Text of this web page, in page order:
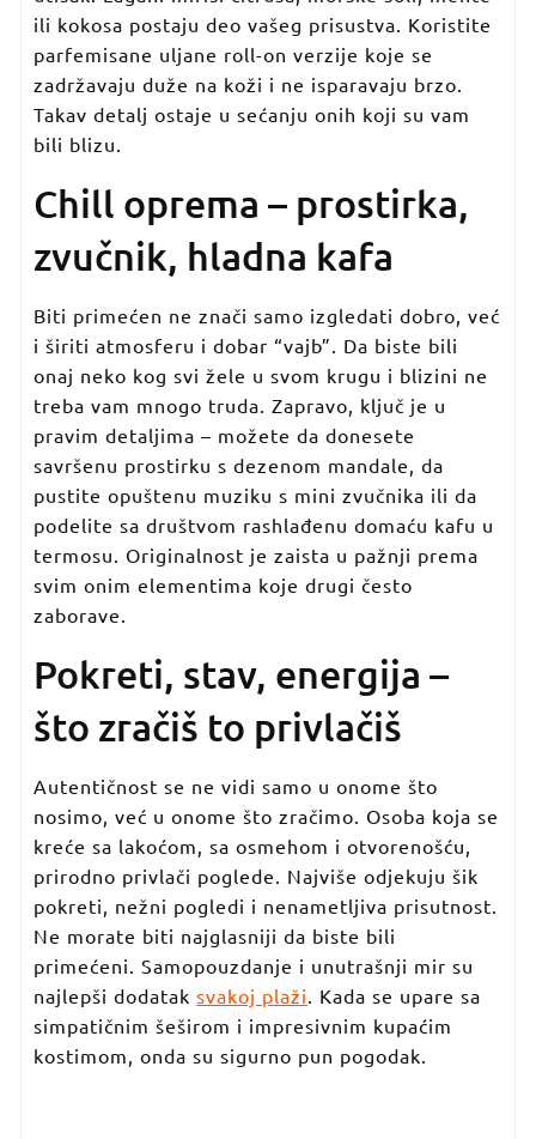
ili kokosa postaju deo vašeg prisustva. Koristite
parfemisane uljane roll-on verzije koje se
zadržavaju duže na koži i ne isparavaju brzo.
Takav detalj ostaje u sećanju onih koji su vam
bili blizu.
Chill oprema – prostirka,
zvučnik, hladna kafa
Biti primećen ne znači samo izgledati dobro, već
i širiti atmosferu i dobar “vajb”. Da biste bili
onaj neko kog svi žele u svom krugu i blizini ne
treba vam mnogo truda. Zapravo, ključ je u
pravim detaljima – možete da donesete
savršenu prostirku s dezenom mandale, da
pustite opuštenu muziku s mini zvučnika ili da
podelite sa društvom rashlađenu domaću kafu u
termosu. Originalnost je zaista u pažnji prema
svim onim elementima koje drugi često
zaborave.
Pokreti, stav, energija –
što zračiš to privlačiš
Autentičnost se ne vidi samo u onome što
nosimo, već u onome što zračimo. Osoba koja se
kreće sa lakoćom, sa osmehom i otvorenošću,
prirodno privlači poglede. Najviše odjekuju šik
pokreti, nežni pogledi i nenametljiva prisutnost.
Ne morate biti najglasniji da biste bili
primećeni. Samopouzdanje i unutrašnji mir su
najlepši dodataksvakoj plaži. Kada se upare sa
simpatičnim šeširom i impresivnim kupaćim
kostimom, onda su sigurno pun pogodak.